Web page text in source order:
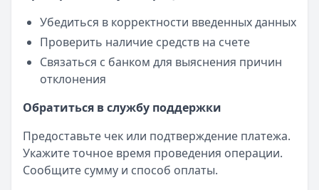
Убедиться в корректности введенных данных
Проверить наличие средств на счете
Связаться с банком для выяснения причин
отклонения
Обратиться в службу поддержки
Предоставьте чек или подтверждение платежа.
Укажите точное время проведения операции.
Сообщите сумму и способ оплаты.